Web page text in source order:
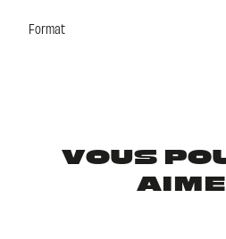
Format
VOUS